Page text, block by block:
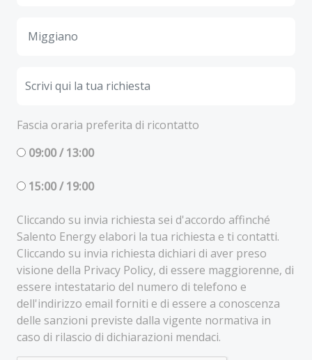
Fascia oraria preferita di ricontatto
09:00 / 13:00
15:00 / 19:00
Cliccando su invia richiesta sei d'accordo affinché
Salento Energy elabori la tua richiesta e ti contatti.
Cliccando su invia richiesta dichiari di aver preso
visione della Privacy Policy, di essere maggiorenne, di
essere intestatario del numero di telefono e
dell'indirizzo email forniti e di essere a conoscenza
delle sanzioni previste dalla vigente normativa in
caso di rilascio di dichiarazioni mendaci.